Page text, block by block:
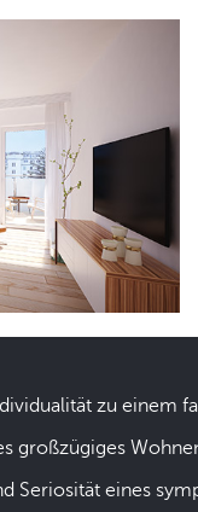
zu einem
großzügiges
Seriosität eines